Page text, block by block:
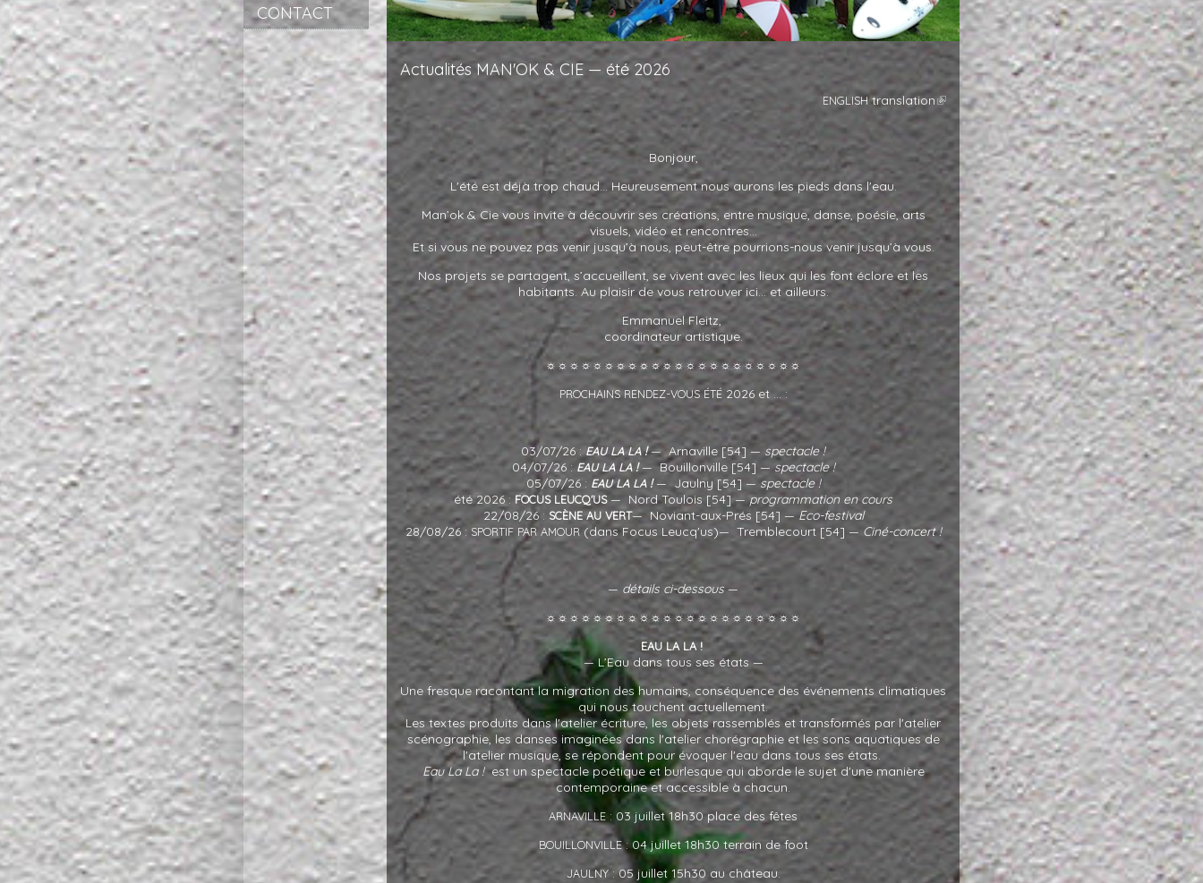
CONTACT
Actualités MAN'OK & CIE — été 2026
ENGLISHtranslation
Bonjour,
L'été est déjà trop chaud... Heureusement nous aurons les pieds dans l'eau.
Man’ok &Cie vous invite à découvrir ses créations, entre musique, danse, poésie, arts
visuels, vidéo et rencontres...
Et si vous ne pouvez pas venir jusqu’à nous, peut-être pourrions-nous venir jusqu’à vous.
Nos projets se partagent, s’accueillent, se vivent avec les lieux qui les font éclore et les
habitants. Au plaisir de vous retrouver ici… et ailleurs.
Emmanuel Fleitz,
coordinateur artistique.
☼☼☼☼☼☼☼☼☼☼☼☼☼☼☼☼☼☼☼☼☼☼
PROCHAINS RENDEZ-VOUS ÉTÉ2026 et ... :
03/07/26 : EAU LA LA! — Arnaville [54] — spectacle !
04/07/26 : EAU LA LA! — Bouillonville [54] —spectacle !
05/07/26 : EAU LA LA! — Jaulny [54] — spectacle !
été 2026 : FOCUS LEUCQ'US— Nord Toulois [54] —programmation en cours
22/08/26 : SCÈNE AU VERT— Noviant-aux-Prés [54] —Eco-festival
28/08/26 : SPORTIF PAR AMOUR(dans Focus Leucq'us)— Tremblecourt [54] — Ciné-concert !
— détails ci-dessous —
☼☼☼☼☼☼☼☼☼☼☼☼☼☼☼☼☼☼☼☼☼☼
EAU LA LA!
— L’Eau dans tous ses états —
Une fresque racontant la migration des humains, conséquence des événements climatiques
qui nous touchent actuellement.
Les textes produits dans l'atelier écriture, les objets rassemblés et transformés par l'atelier
scénographie, les danses imaginées dans l'atelier chorégraphie et les sons aquatiques de
l'atelier musique, se répondent pour évoquer l'eau dans tous ses états.
Eau La La !est un spectacle poétique et burlesque qui aborde le sujet d'une manière
contemporaine et accessible à chacun.
ARNAVILLE : 03 juillet 18h30 place des fêtes
BOUILLONVILLE: 04 juillet 18h30 terrain de foot
JAULNY: 05 juillet 15h30 au château.